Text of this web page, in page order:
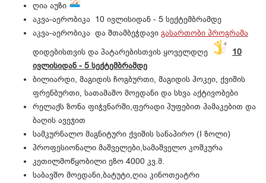
ღია აუზი
აკვა-აერობიკა 10 ივლისიდან - 5 სექტემბრამდე
აკვა-აერობიკა და შთამბეჭდავი გასართობი პროგრამა
დიდებისთვის და პატარებისთვის ყოველდღე
10
ივლისიდან - 5 სექტემბრამდე
ბილიარდი, მაგიდის ჩოგბურთი, მაგიდის ჰოკეი, ქვიშის
ფრენბურთი, სათამაშო მოედანი და სხვა აქტივობები
რელაქს ზონა ფიჭვნარში,ფერადი პუფებით ჰამაკებით და
ბაღის ავეჯით
სამკურნალო მაგნიტური ქვიშის სანაპირო (I ზოლი)
პროფესიონალი მაშველები,სამაშველო კოშკურა
კეთილმოწყობილი ეზო 4000 კვ.მ.
საბავშო მოედანი,ბატუტი,ღია კინოთეატრი